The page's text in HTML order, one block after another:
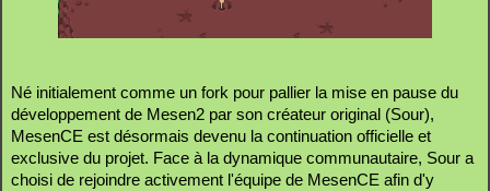
Né initialement comme un fork pour pallier la mise en pause du
développement de Mesen2 par son créateur original (Sour),
MesenCE est désormais devenu la continuation officielle et
exclusive du projet. Face à la dynamique communautaire, Sour a
choisi de rejoindre activement l'équipe de MesenCE afin d'y